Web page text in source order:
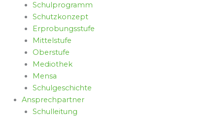
Schulprogramm
Schutzkonzept
Erprobungsstufe
Mittelstufe
Oberstufe
Mediothek
Mensa
Schulgeschichte
Ansprechpartner
Schulleitung